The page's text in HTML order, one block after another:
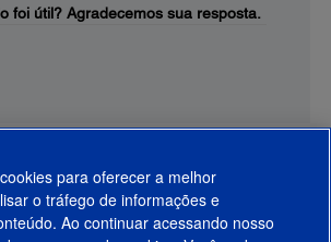
foi útil? Agradecemos sua resposta.
para oferecer a melhor
o tráfego de informações e
Ao continuar acessando nosso